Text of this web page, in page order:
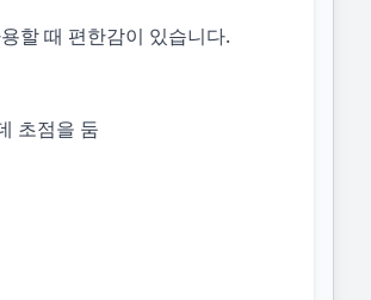
할 때 편한감이 있습니다.
초점을 둠